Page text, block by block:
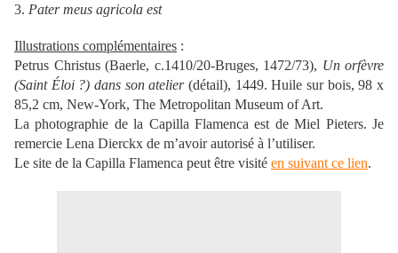
3. Pater meus agricola est
Illustrations complémentaires :
Petrus Christus (Baerle, c.1410/20-Bruges, 1472/73), Un orfèvre
(Saint Éloi ?) dans son atelier(détail), 1449. Huile sur bois, 98 x
85,2 cm, New-York, The Metropolitan Museum of Art.
La photographie de la Capilla Flamenca est de Miel Pieters. Je
remercie Lena Dierckx de m’avoir autorisé à l’utiliser.
Le site de la Capilla Flamenca peut être visité en suivant ce lien.